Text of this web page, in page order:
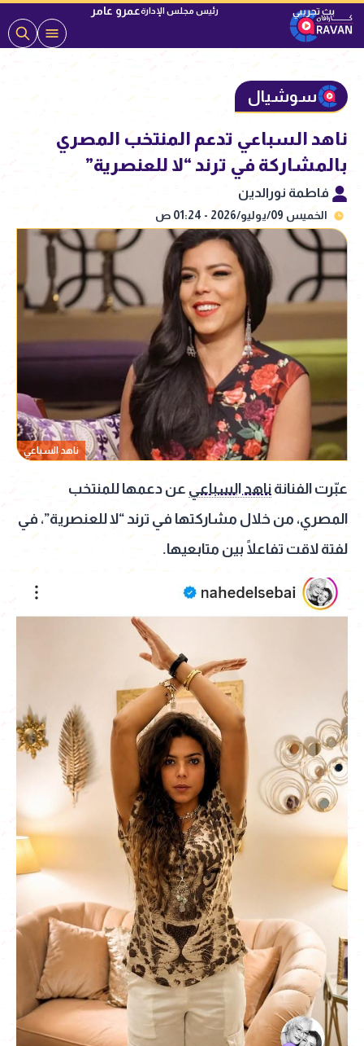
رئيس مجلس الإدارةعمرو عامر
سوشيال
ناهد السباعي تدعم المنتخب المصري
بالمشاركة في ترند “لا للعنصرية”
فاطمة نورالدين
الخميس 09/يوليو/2026 - 01:24 ص
ناهد السباعي
عبّرت الفنانة ناهد السباعي عن دعمها للمنتخب
المصري، من خلال مشاركتها في ترند “لا للعنصرية”، في
لفتة لاقت تفاعلًا بين متابعيها.